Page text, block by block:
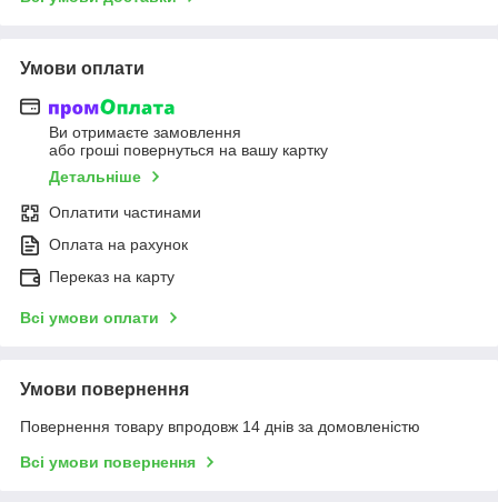
Умови оплати
Ви отримаєте замовлення
або гроші повернуться на вашу картку
Детальніше
Оплатити частинами
Оплата на рахунок
Переказ на карту
Всі умови оплати
Умови повернення
Повернення товару впродовж 14 днів за домовленістю
Всі умови повернення